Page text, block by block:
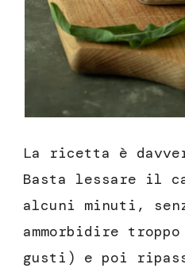
La ricetta è
Basta lessare il
alcuni minuti,
ammorbidire
gusti) e poi